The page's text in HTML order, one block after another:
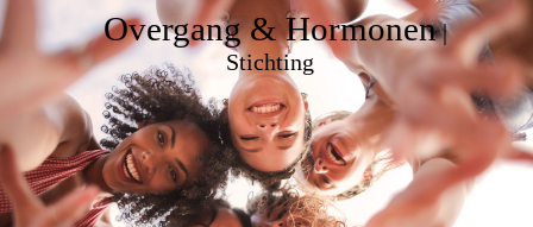
Overgang & Hormonen|
Stichting